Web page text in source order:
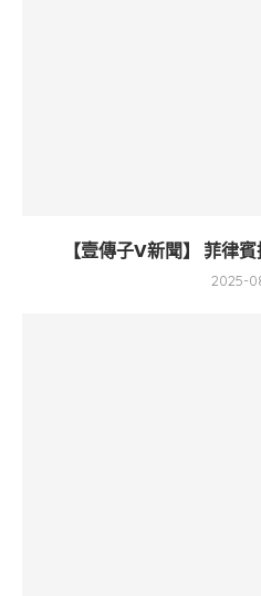
【壹傳子V新聞】 菲律
2025-